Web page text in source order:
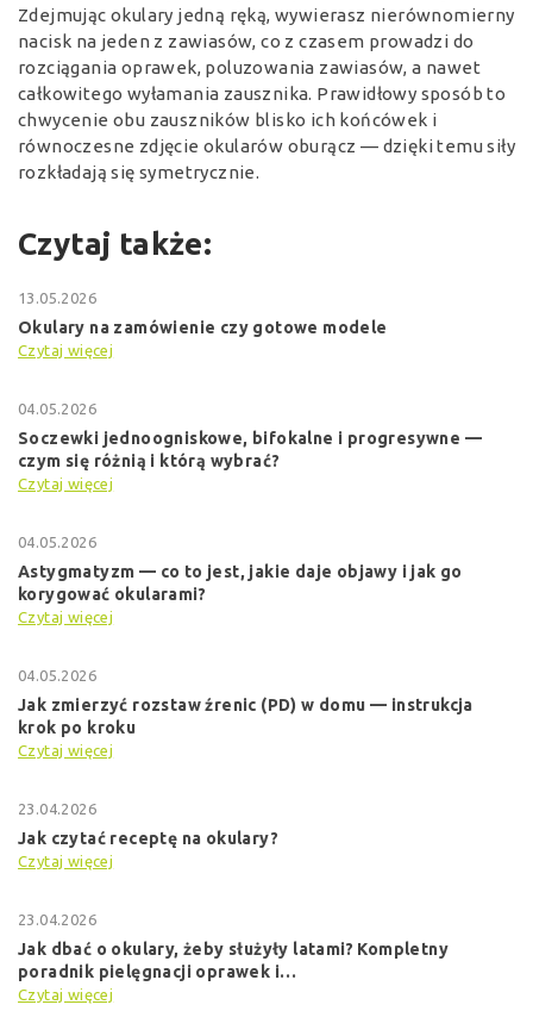
Zdejmując okulary jedną ręką, wywierasz nierównomierny
nacisk na jeden z zawiasów, co z czasem prowadzi do
rozciągania oprawek, poluzowania zawiasów, a nawet
całkowitego wyłamania zausznika. Prawidłowy sposób to
chwycenie obu zauszników blisko ich końcówek i
równoczesne zdjęcie okularów oburącz — dzięki temu siły
rozkładają się symetrycznie.
Czytaj także:
13.05.2026
Okulary na zamówienie czy gotowe modele
Czytaj więcej
04.05.2026
Soczewki jednoogniskowe, bifokalne i progresywne —
czym się różnią i którą wybrać?
Czytaj więcej
04.05.2026
Astygmatyzm — co to jest, jakie daje objawy i jak go
korygować okularami?
Czytaj więcej
04.05.2026
Jak zmierzyć rozstaw źrenic (PD) w domu — instrukcja
krok po kroku
Czytaj więcej
23.04.2026
Jak czytać receptę na okulary?
Czytaj więcej
23.04.2026
Jak dbać o okulary, żeby służyły latami? Kompletny
poradnik pielęgnacji oprawek i…
Czytaj więcej